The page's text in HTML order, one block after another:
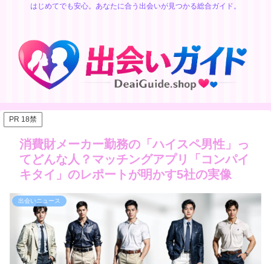
はじめてでも安心。あなたに合う出会いが見つかる総合ガイド。
PR 18禁
消費財メーカー勤務の「ハイスペ男性」っ
てどんな人？マッチングアプリ「コンパイ
キタイ」のレポートが明かす5社の実像
出会いニュース